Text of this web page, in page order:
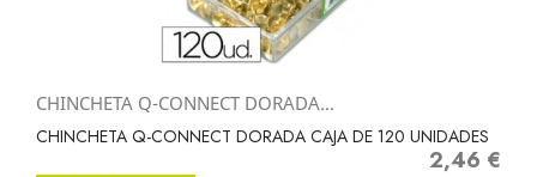
CHINCHETA Q-CONNECT DORADA...
CHINCHETA Q-CONNECT DORADA CAJA DE 120 UNIDADES
Precio
2,46 €